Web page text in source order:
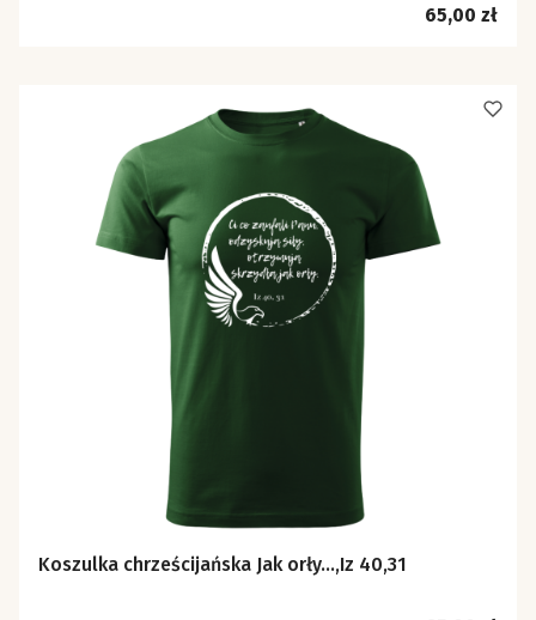
Cena
65,00 zł
Koszulka chrześcijańska Jak orły...,Iz 40,31